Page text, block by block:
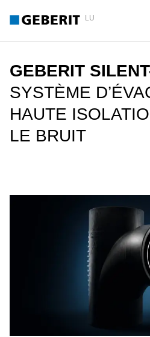
LU
GEBERIT
SYSTÈME
HAUTE
LE BRUIT